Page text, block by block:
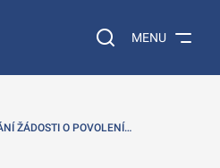
Vyhledávání na
MENU
ŽÁDOSTI O POVOLENÍ…